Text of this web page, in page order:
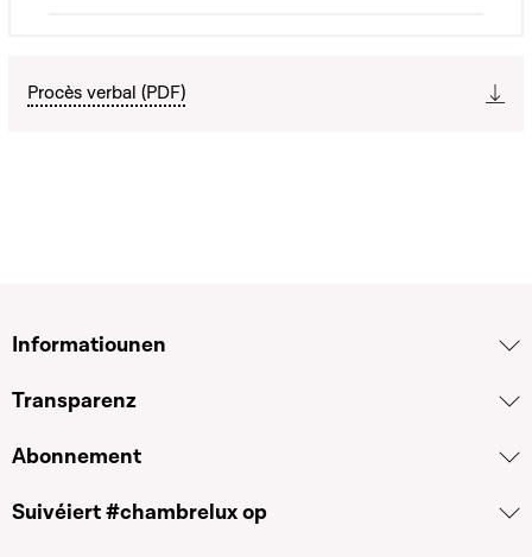
Procès verbal (PDF)
Informatiounen
Transparenz
Abonnement
Suivéiert #chambrelux op